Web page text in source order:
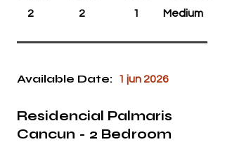
2 2 1 Medium
Available Date: 1 jun 2026
Residencial Palmaris
Cancun - 2 Bedroom